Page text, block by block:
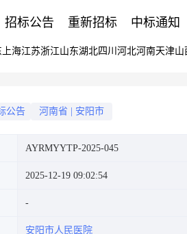
招标公告 重新招标 中标通知
上海江苏浙江山东湖北四川 河北河南天津山
公告 河南省 安阳市
AYRMYYTP-2025-045
2025-12-19 09:02:54
安阳市人民医院